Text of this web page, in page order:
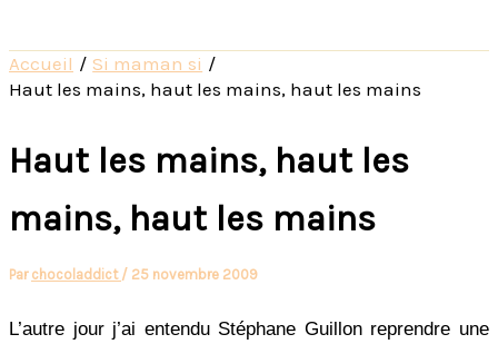
Accueil
Si maman si
Haut les mains, haut les mains, haut les mains
Haut les mains, haut les
mains, haut les mains
Par chocoladdict / 25 novembre 2009
L’autre jour j’ai entendu Stéphane Guillon reprendre une